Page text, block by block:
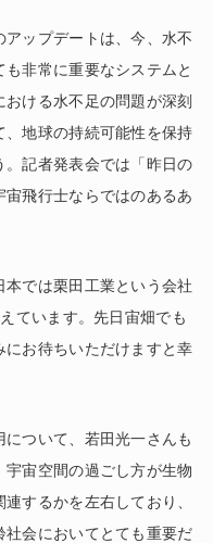
ップデートは、今、水不
非常に重要なシステムと
ける水不足の問題が深刻
地球の持続可能性を保持
記者発表会では「昨日の
飛行士ならではのあるあ
では栗田工業という会社
ています。先日宙畑でも
お待ちいただけますと幸
ついて、若田光一さんも
宙空間の過ごし方が生物
するかを左右しており、
会においてとても重要だ